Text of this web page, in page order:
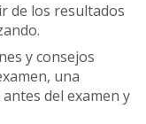
de los resultados
y consejos
una
del examen y